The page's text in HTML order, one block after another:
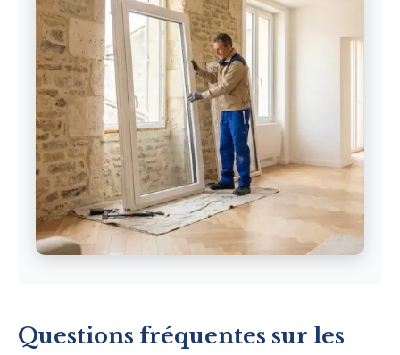
Questions fréquentes sur les